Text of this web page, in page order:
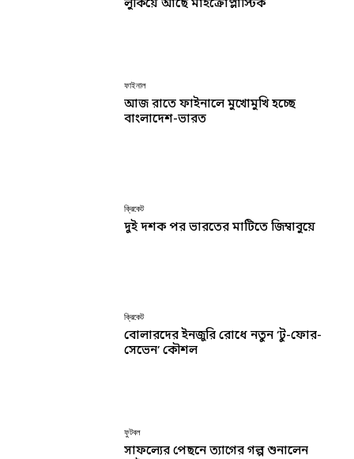
লুকিয়ে আছে মাইক্রোপ্লাস্টিক
ফাইনাল
আজ রাতে ফাইনালে মুখোমুখি হচ্ছে
বাংলাদেশ-ভারত
ক্রিকেট
দুই দশক পর ভারতের মাটিতে জিম্বাবুয়ে
ক্রিকেট
বোলারদের ইনজুরি রোধে নতুন ‘টু-ফোর-
সেভেন’ কৌশল
ফুটবল
সাফল্যের পেছনে ত্যাগের গল্প শুনালেন